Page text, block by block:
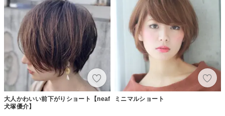
大人かわいい前下がりショート【neaf
犬塚優介】
ミニマルショート